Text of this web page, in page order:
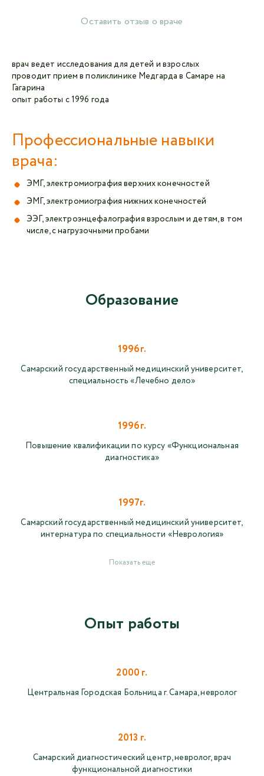
Оставить отзыв о враче
врач ведет исследования для детей и взрослых
проводит прием в поликлинике Медгарда в Самаре на
Гагарина
опыт работы с 1996 года
Профессиональные навыки
врача:
ЭМГ, электромиография верхних конечностей
ЭМГ, электромиография нижних конечностей
ЭЭГ, электроэнцефалография взрослым и детям, в том
числе, с нагрузочными пробами
Отправляя данную форму,я даю согласие на
обработку персональных данных СМК «Медгард»
Образование
1996г.
Самарский государственный медицинский университет,
специальность «Лечебно дело»
1996г.
Повышение квалификации по курсу «Функциональная
диагностика»
1997г.
Самарский государственный медицинский университет,
интернатура по специальности «Неврология»
Показать еще
Опыт работы
2000 г.
Центральная Городская Больница г. Самара, невролог
2013 г.
Самарский диагностический центр, невролог, врач
функциональной диагностики